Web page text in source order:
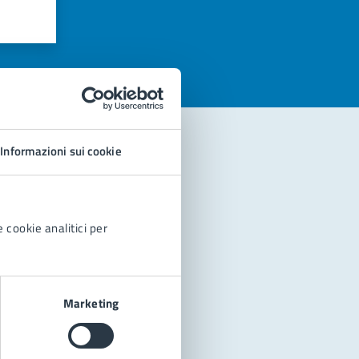
Informazioni sui cookie
cookie analitici per
Marketing